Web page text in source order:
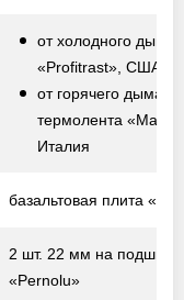
от холодного дыма
«Profitrast», США
от горячего дыма –
термолента
Италия
базальтовая плита
2 шт. 22 мм на
«Pernolu»